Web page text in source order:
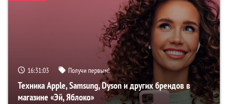
16:31:02 Получи первым!
Техника Apple, Samsung, Dyson и других брендов в
магазине «Эй, Яблоко»